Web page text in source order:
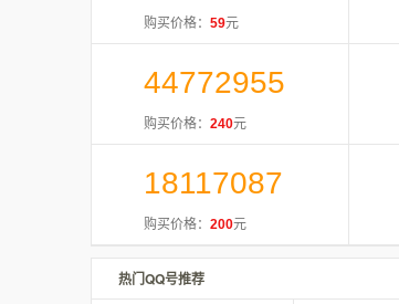
购买价格： 59元
44772955
购买价格： 240元
18117087
购买价格： 200元
热门QQ号推荐